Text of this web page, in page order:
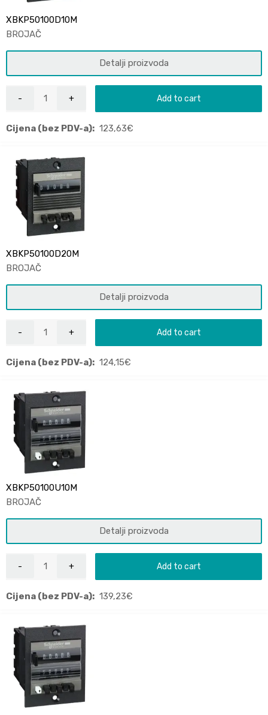
XBKP50100D10M
BROJAČ
Detalji proizvoda
Add to cart
Cijena (bez PDV-a): 123,63€
XBKP50100D20M
BROJAČ
Detalji proizvoda
Add to cart
Cijena (bez PDV-a): 124,15€
XBKP50100U10M
BROJAČ
Detalji proizvoda
Add to cart
Cijena (bez PDV-a): 139,23€